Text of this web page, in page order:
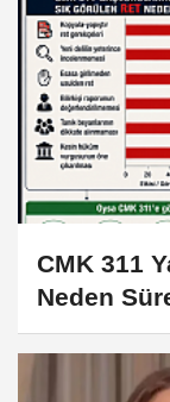
CMK 311
Neden